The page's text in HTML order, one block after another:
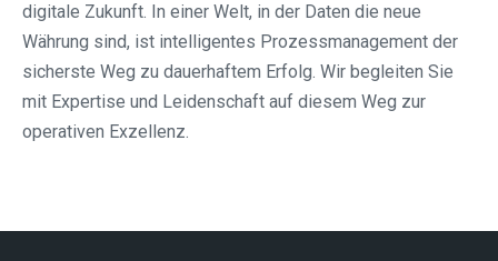
digitale Zukunft. In einer Welt, in der Daten die neue
Währung sind, ist intelligentes Prozessmanagement der
sicherste Weg zu dauerhaftem Erfolg. Wir begleiten Sie
mit Expertise und Leidenschaft auf diesem Weg zur
operativen Exzellenz.